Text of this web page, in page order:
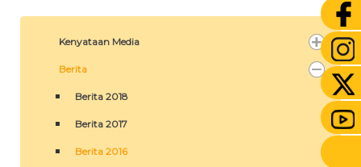
Kenyataan Media
Berita
Berita 2018
Berita 2017
Berita 2016